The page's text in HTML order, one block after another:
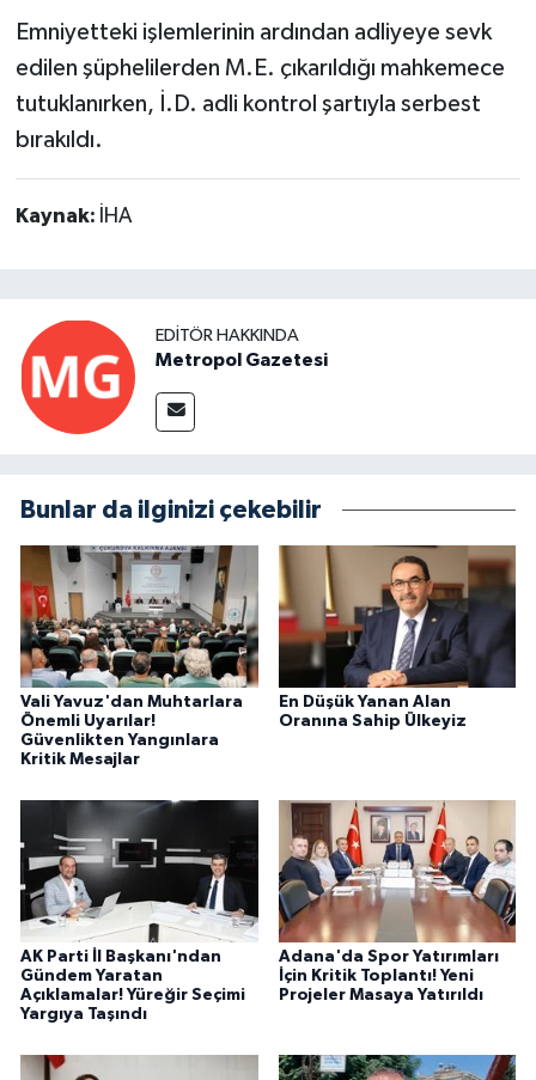
Emniyetteki işlemlerinin ardından adliyeye sevk
edilen şüphelilerden M.E. çıkarıldığı mahkemece
tutuklanırken, İ.D. adli kontrol şartıyla serbest
bırakıldı.
Kaynak: İHA
EDITÖR HAKKINDA
Metropol Gazetesi
Bunlar da ilginizi çekebilir
Vali Yavuz'dan Muhtarlara
Önemli Uyarılar!
Güvenlikten Yangınlara
Kritik Mesajlar
En Düşük Yanan Alan
Oranına Sahip Ülkeyiz
AK Parti İl Başkanı'ndan
Gündem Yaratan
Açıklamalar! Yüreğir Seçimi
Yargıya Taşındı
Adana'da Spor Yatırımları
İçin Kritik Toplantı! Yeni
Projeler Masaya Yatırıldı